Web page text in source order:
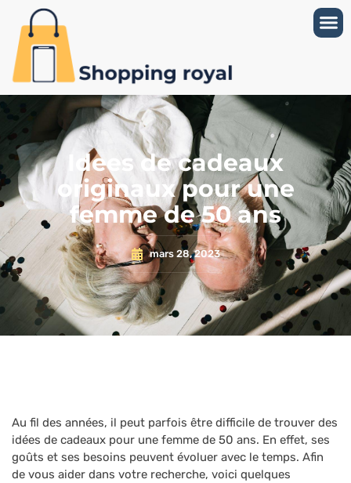
Idees de cadeaux
originaux pour une
femme de 50 ans
mars 28, 2023
Au fil des années, il peut parfois être difficile de trouver des
idées de cadeaux pour une femme de 50 ans. En effet, ses
goûts et ses besoins peuvent évoluer avec le temps. Afin
de vous aider dans votre recherche, voici quelques